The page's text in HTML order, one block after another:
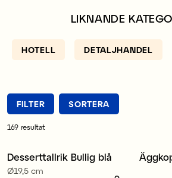
LIKNANDE
HOTELL DETALJHANDEL
FILTER SORTERA
169 resultat
Desserttallrik Bullig blå
Ø19,5 cm